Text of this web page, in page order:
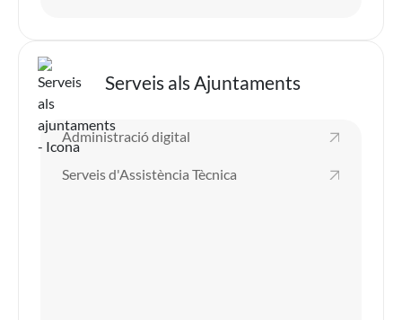
Serveis als Ajuntaments
Imatge
Administració digital
Serveis d'Assistència Tècnica